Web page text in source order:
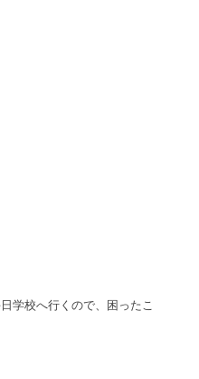
学校へ行くので、困ったこ